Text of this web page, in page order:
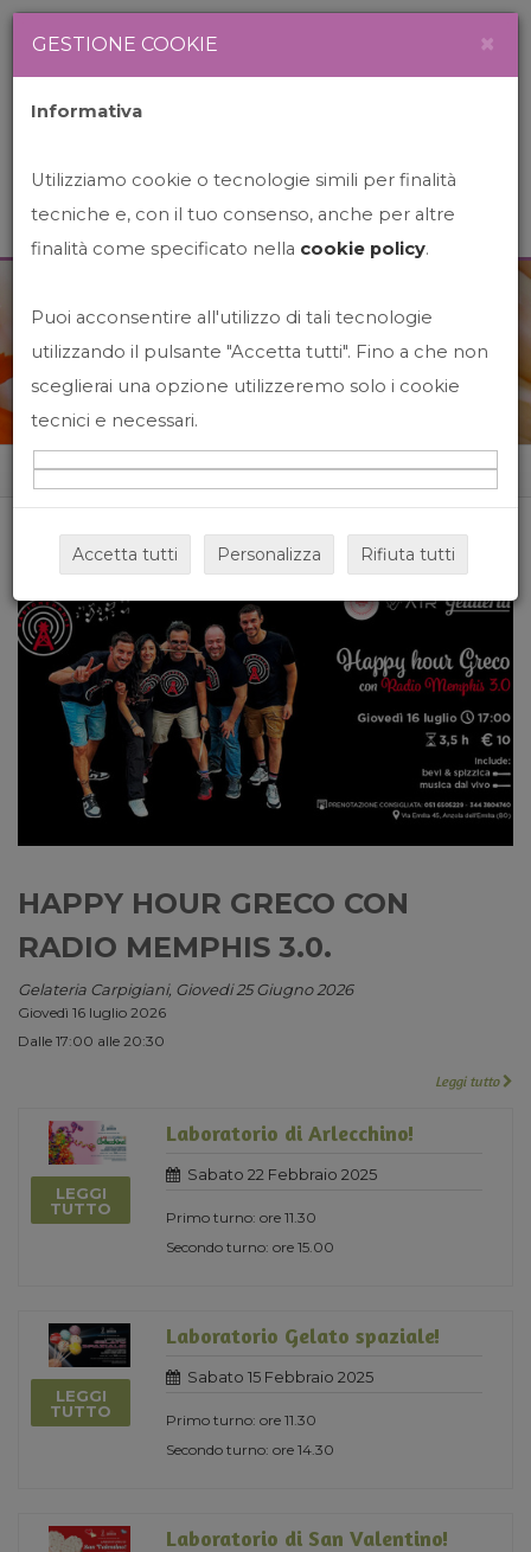
News&Events
Home News&events
HAPPY HOUR GRECO CON
RADIO MEMPHIS 3.0.
Gelateria Carpigiani, Giovedi 25 Giugno 2026
Giovedì 16 luglio 2026
Dalle 17:00 alle 20:30
Leggi tutto
LEGGI
TUTTO
Laboratorio di Arlecchino!
Sabato 22 Febbraio 2025
Primo turno: ore 11.30
Secondo turno: ore 15.00
LEGGI
TUTTO
Laboratorio Gelato spaziale!
Sabato 15 Febbraio 2025
Primo turno: ore 11.30
Secondo turno: ore 14.30
Laboratorio di San Valentino!
GESTIONE COOKIE ×
Informativa
Utilizziamo cookie o tecnologie simili per finalità
tecniche e, con il tuo consenso, anche per altre
finalità come specificato nella cookie policy.
Puoi acconsentire all'utilizzo di tali tecnologie
utilizzando il pulsante "Accetta tutti". Fino a che non
sceglierai una opzione utilizzeremo solo i cookie
tecnici e necessari.
Accetta tutti Personalizza Rifiuta tutti